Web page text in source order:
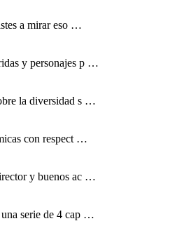
a mirar eso …
y personajes p …
la diversidad s …
con respect …
y buenos ac …
serie de 4 cap …